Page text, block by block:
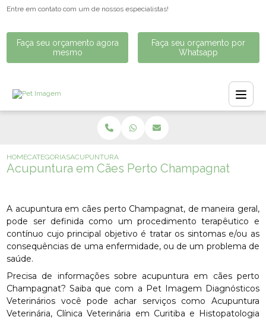
Entre em contato com um de nossos especialistas!
Faça seu orçamento agora
mesmo
Faça seu orçamento por
Whatsapp
HOMECATEGORIASACUPUNTURA EM CÃES PERTO CHAMPAGNAT
Acupuntura em Cães Perto Champagnat
A acupuntura em cães perto Champagnat, de maneira geral,
pode ser definida como um procedimento terapêutico e
contínuo cujo principal objetivo é tratar os sintomas e/ou as
consequências de uma enfermidade, ou de um problema de
saúde.
Precisa de informações sobre acupuntura em cães perto
Champagnat? Saiba que com a Pet Imagem Diagnósticos
Veterinários você pode achar serviços como Acupuntura
Veterinária, Clínica Veterinária em Curitiba e Histopatologia